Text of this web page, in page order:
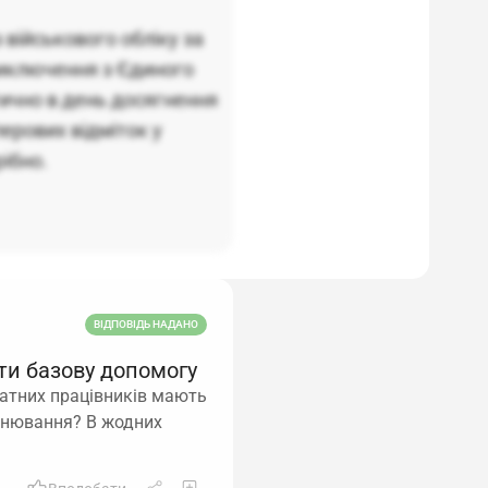
обліку за
з Єдиного
в день досягнення
відміток у
ВІДПОВІДЬ НАДАНО
базову допомогу
працівників мають
В жодних